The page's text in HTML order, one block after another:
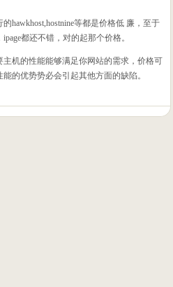
hawkhost,hostnine等都是价格低 廉，至于
都还不错，对的起那个价格。
机的性能能够满足你网站的需求，价格可
的优势势必会引起其他方面的缺陷。